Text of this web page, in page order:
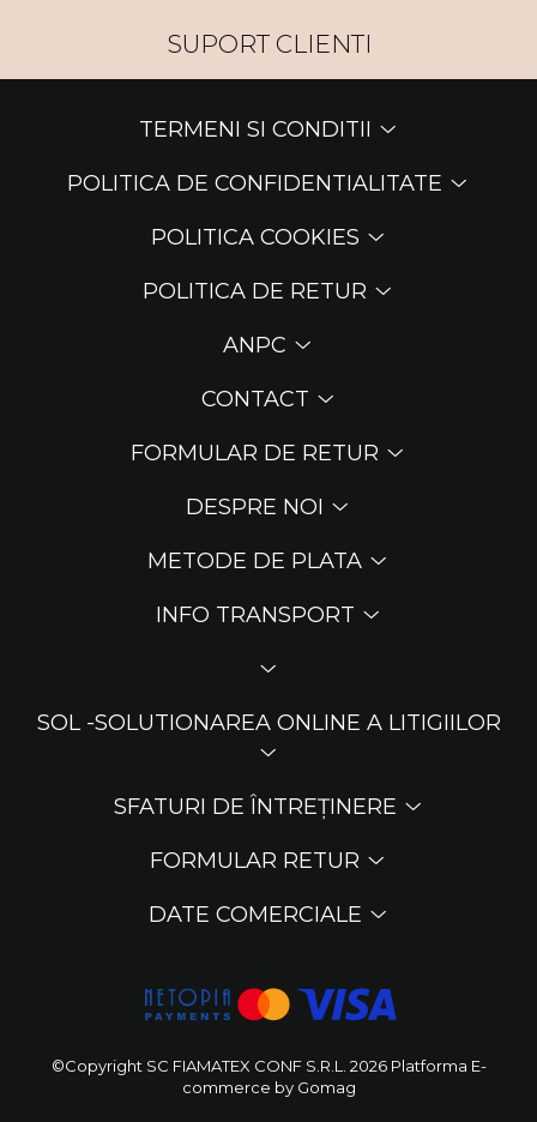
SUPORT CLIENTI
TERMENI SI CONDITII
POLITICA DE CONFIDENTIALITATE
POLITICA COOKIES
POLITICA DE RETUR
ANPC
CONTACT
FORMULAR DE RETUR
DESPRE NOI
METODE DE PLATA
INFO TRANSPORT
SOL -SOLUTIONAREA ONLINE A LITIGIILOR
SFATURI DE ÎNTREȚINERE
FORMULAR RETUR
DATE COMERCIALE
©Copyright SC FIAMATEX CONF S.R.L. 2026 Platforma E-
commerce by Gomag